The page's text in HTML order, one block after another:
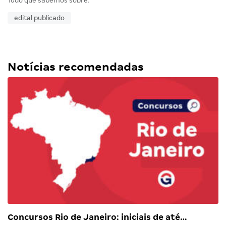
edital publicado
Notícias recomendadas
Concursos Rio de Janeiro: iniciais de até…